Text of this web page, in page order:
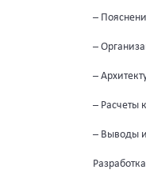
–
–
–
– Расчеты
– Выводы